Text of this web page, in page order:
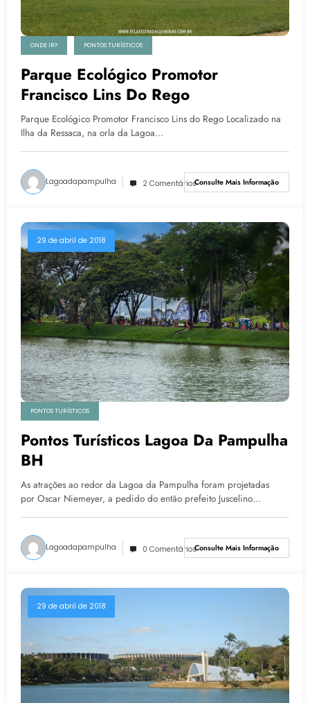
ONDE IR? PONTOS TURÍSTICOS
Parque Ecológico Promotor
Francisco Lins Do Rego
Parque Ecológico Promotor Francisco Lins do Rego Localizado na
Ilha da Ressaca, na orla da Lagoa…
Lagoadapampulha 2 ComentáriosConsulte Mais Informação
29 de abril de 2018
PONTOS TURÍSTICOS
Pontos Turísticos Lagoa Da Pampulha
BH
As atrações ao redor da Lagoa da Pampulha foram projetadas
por Oscar Niemeyer, a pedido do então prefeito Juscelino…
Lagoadapampulha 0 ComentáriosConsulte Mais Informação
29 de abril de 2018